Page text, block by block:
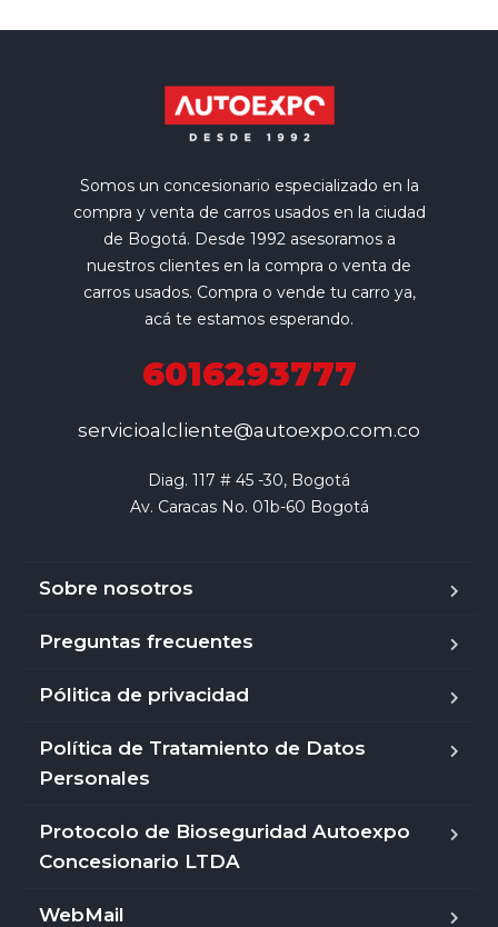
Somos un concesionario especializado en la
compra y venta de carros usados en la ciudad
de Bogotá. Desde 1992 asesoramos a
nuestros clientes en la compra o venta de
carros usados. Compra o vende tu carro ya,
acá te estamos esperando.
6016293777
servicioalcliente@autoexpo.com.co
Diag. 117 # 45 -30, Bogotá
Av. Caracas No. 01b-60 Bogotá
Sobre nosotros
Preguntas frecuentes
Pólitica de privacidad
Política de Tratamiento de Datos
Personales
Protocolo de Bioseguridad Autoexpo
Concesionario LTDA
WebMail